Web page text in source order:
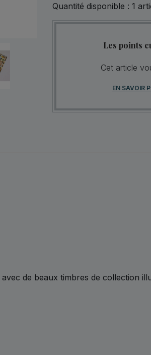
Quantité disponible : 1
Les points
Cet article
EN SAVOIR
avec de beaux timbres de collection